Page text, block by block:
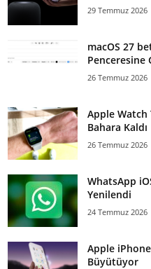
29 Temmuz 2026
macOS 27
Penceresine
26 Temmuz 2026
Apple Watch
Bahara Kaldı
26 Temmuz 2026
WhatsApp
Yenilendi
24 Temmuz 2026
Apple
Büyütüyor